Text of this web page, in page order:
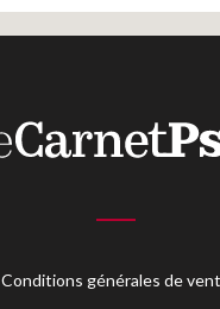
Conditions générales de